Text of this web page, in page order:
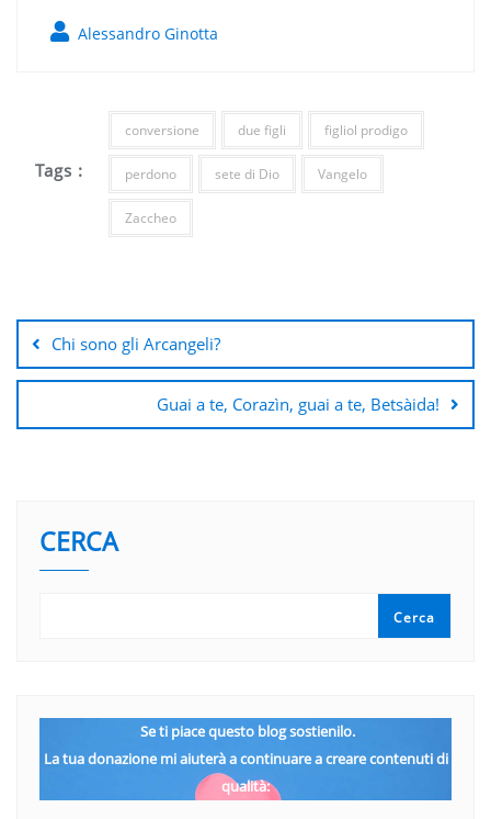
Alessandro Ginotta
Tags :
conversione due figli figliol prodigo
perdono sete di Dio Vangelo
Zaccheo
articoli
Chi sono gli Arcangeli?
Guai a te, Corazìn, guai a te, Betsàida!
CERCA
Cerca
Se ti piace questo blog sostienilo.
La tua donazione mi aiuterà a continuare a creare contenuti di
qualità: